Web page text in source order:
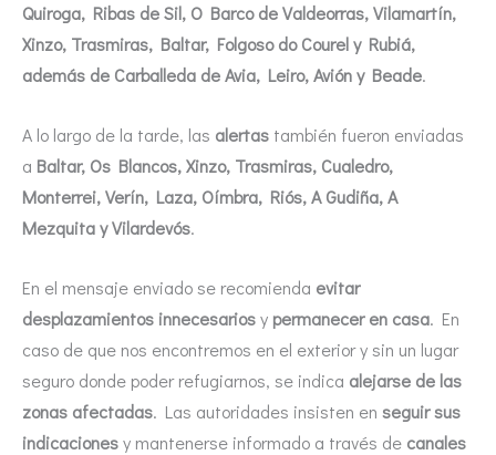
Quiroga, Ribas de Sil, O Barco de Valdeorras, Vilamartín,
Xinzo, Trasmiras, Baltar, Folgoso do Courel y Rubiá,
además de Carballeda de Avia, Leiro, Avión y Beade.
A lo largo de la tarde, las alertas también fueron enviadas
a Baltar, Os Blancos, Xinzo, Trasmiras, Cualedro,
Monterrei, Verín, Laza, Oímbra, Riós, A Gudiña, A
Mezquita y Vilardevós.
En el mensaje enviado se recomienda evitar
desplazamientos innecesariosy permanecer en casa. En
caso de que nos encontremos en el exterior y sin un lugar
seguro donde poder refugiarnos, se indica alejarse de las
zonas afectadas. Las autoridades insisten en seguir sus
indicacionesy mantenerse informado a través de canales